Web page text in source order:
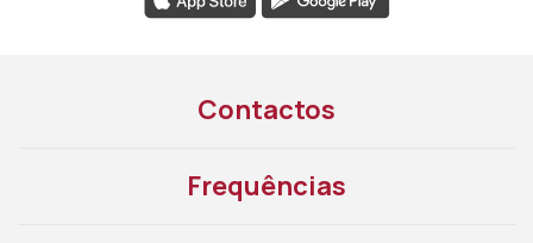
Contactos
Frequências